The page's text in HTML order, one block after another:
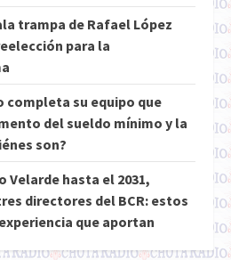
trampa de Rafael López
para la
completa su equipo que
del sueldo mínimo y la
son?
Velarde hasta el 2031,
directores del BCR: estos
que aportan